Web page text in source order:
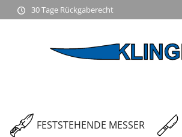
30 Tage Rückgaberecht
FESTSTEHENDE MESSER